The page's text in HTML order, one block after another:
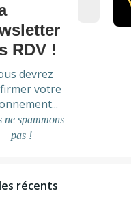
RDV !
devrez
votre
ne spammons
pas !
récents